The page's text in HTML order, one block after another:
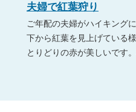
夫婦で紅葉狩り
ご年配の夫婦がハイキングに
下から紅葉を見上げている
とりどりの赤が美しいです